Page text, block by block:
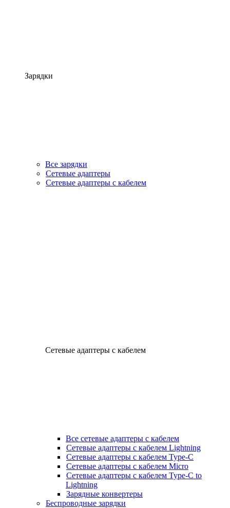
Зарядки
Все зарядки
Сетевые адаптеры
Сетевые адаптеры с кабелем
Сетевые адаптеры с кабелем
Все сетевые адаптеры с кабелем
Сетевые адаптеры с кабелем Lightning
Сетевые адаптеры с кабелем Type-C
Сетевые адаптеры с кабелем Micro
Сетевые адаптеры с кабелем Type-C to
Lightning
Зарядные конвертеры
Беспроводные зарядки